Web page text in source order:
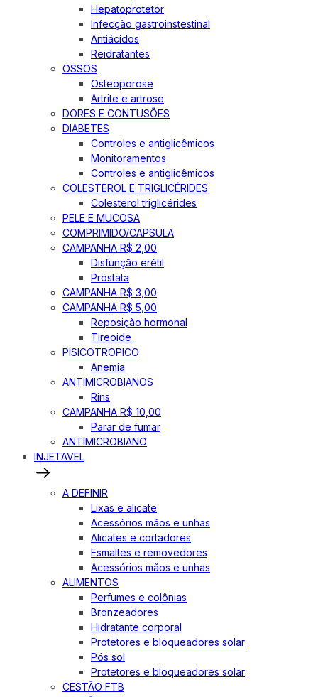
Hepatoprotetor
Infecção gastroinstestinal
Antiácidos
Reidratantes
OSSOS
Osteoporose
Artrite e artrose
DORES E CONTUSÕES
DIABETES
Controles e antiglicêmicos
Monitoramentos
Controles e antiglicêmicos
COLESTEROL E TRIGLICÉRIDES
Colesterol triglicérides
PELE E MUCOSA
COMPRIMIDO/CAPSULA
CAMPANHA R$ 2,00
Disfunção erétil
Próstata
CAMPANHA R$ 3,00
CAMPANHA R$ 5,00
Reposição hormonal
Tireoide
PISICOTROPICO
Anemia
ANTIMICROBIANOS
Rins
CAMPANHA R$ 10,00
Parar de fumar
ANTIMICROBIANO
INJETAVEL
A DEFINIR
Lixas e alicate
Acessórios mãos e unhas
Alicates e cortadores
Esmaltes e removedores
Acessórios mãos e unhas
ALIMENTOS
Perfumes e colônias
Bronzeadores
Hidratante corporal
Protetores e bloqueadores solar
Pós sol
Protetores e bloqueadores solar
CESTÃO FTB